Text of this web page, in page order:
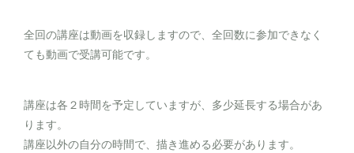
全回の講座は動画を収録しますので、全回数に参加できなく
ても動画で受講可能です。
講座は各２時間を予定していますが、多少延長する場合があ
ります。
講座以外の自分の時間で、描き進める必要があります。